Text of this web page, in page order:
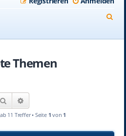
Themen
Suche
11 Treffer • Seite 1 von 1